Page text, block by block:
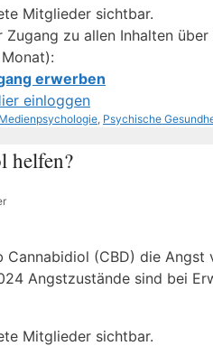
Mitglieder sichtbar.
zu allen Inhalten
erwerben
einloggen
Schlagwörter
Medienpsychologie, Psychische
helfen?
Cannabidiol (CBD) die
Angstzustände sind bei
Mitglieder sichtbar.